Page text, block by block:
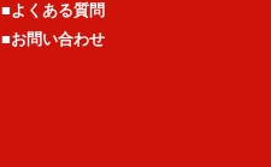
■よくある質問
■お問い合わせ